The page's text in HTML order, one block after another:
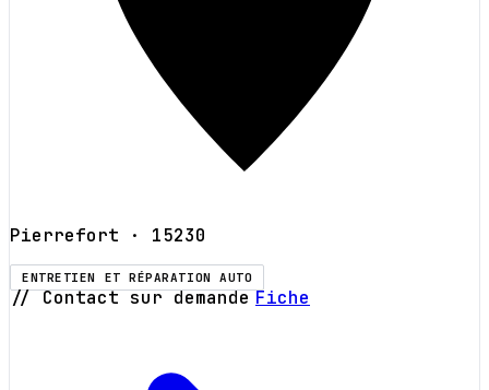
Pierrefort · 15230
ENTRETIEN ET RÉPARATION AUTO
// Contact sur demande Fiche